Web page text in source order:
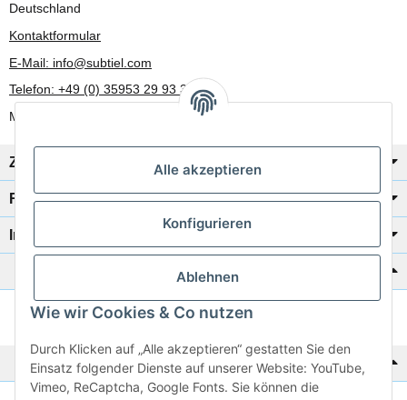
Alle akzeptieren
Konfigurieren
Ablehnen
Wie wir Cookies & Co nutzen
Durch Klicken auf „Alle akzeptieren“ gestatten Sie den
Einsatz folgender Dienste auf unserer Website: YouTube,
Vimeo, ReCaptcha, Google Fonts. Sie können die
Deutschland
Kontaktformular
E-Mail: info@subtiel.com
Telefon: +49 (0) 35953 29 93 30
Mo-Fr: 8:00 Uhr - 17:00 Uhr
Zahlung/Versand
Rechtliches
Informationen
Katalog zur Hand?
Zur Schnellbestellung
Noch kein Katalog?